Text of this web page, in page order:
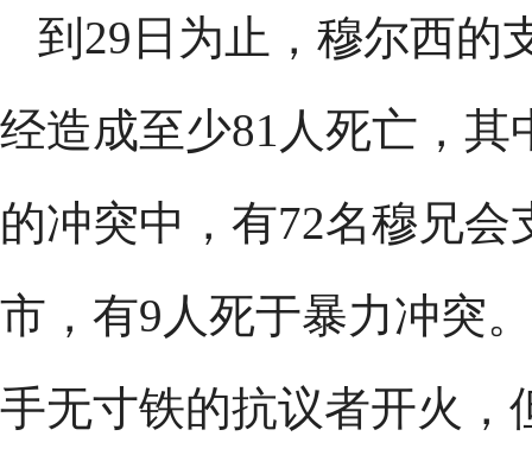
到29日为止，穆尔西的
经造成至少81人死亡，其
的冲突中，有72名穆兄
市，有9人死于暴力冲突
手无寸铁的抗议者开火，